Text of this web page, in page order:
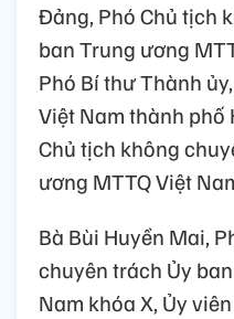
Đảng, Phó Chủ tịch
ban Trung ương
Phó Bí thư Thành
Việt Nam thành phố
Chủ tịch không
ương MTTQ Việt
Bà Bùi Huyền Mai,
chuyên trách Ủy
Nam khóa X, Ủy